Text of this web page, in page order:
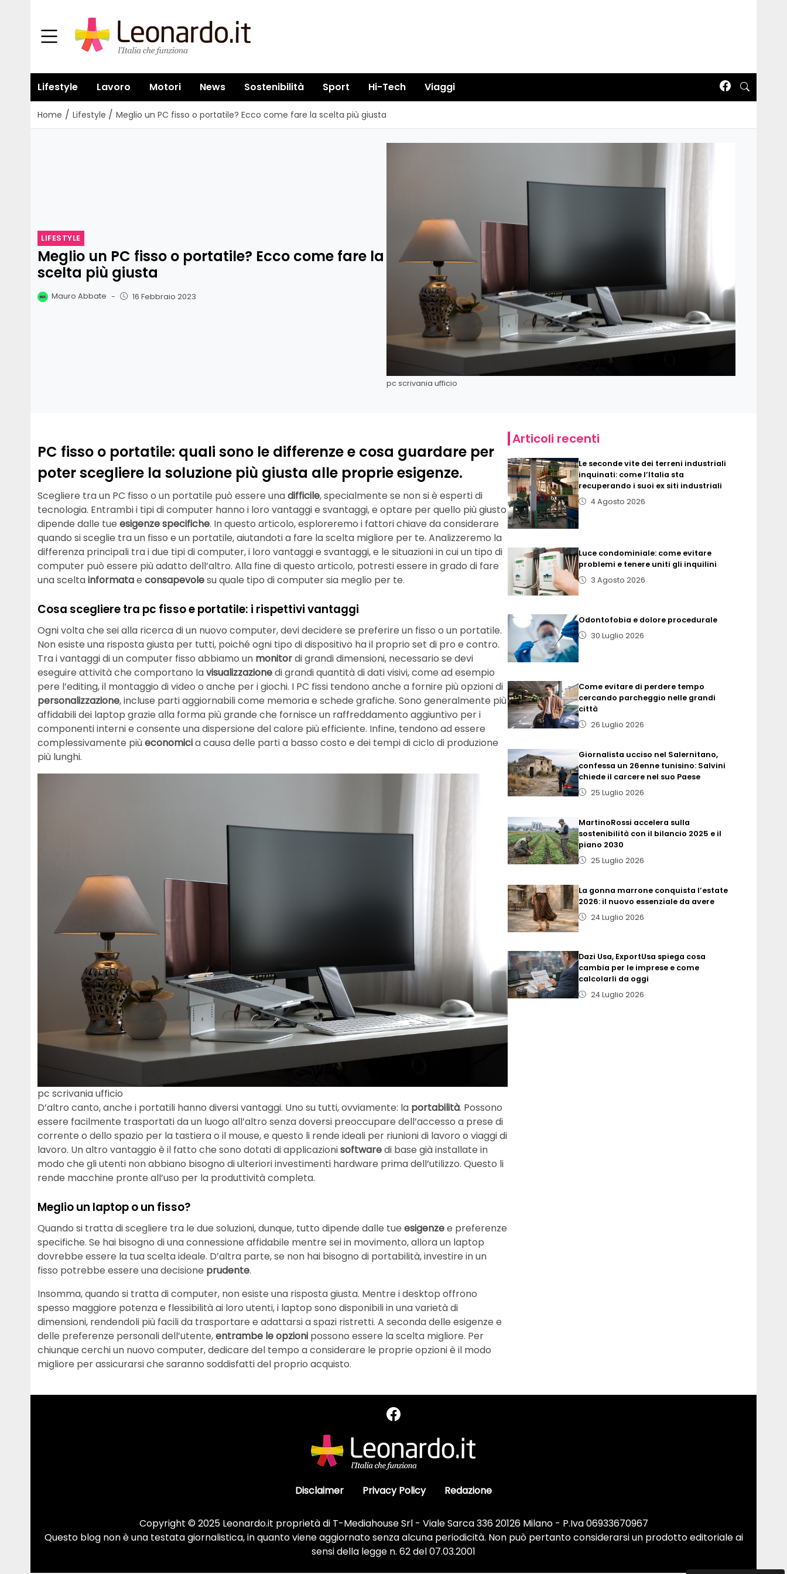
Lifestyle Lavoro Motori News Sostenibilità Sport Hi-Tech Viaggi
Home / Lifestyle / Meglio un PC fisso o portatile? Ecco come fare la scelta più giusta
LIFESTYLE
Meglio un PC fisso o portatile? Ecco come fare la
scelta più giusta
Mauro Abbate - 16 Febbraio 2023
pc scrivania ufficio
PC fisso o portatile: quali sono le differenze e cosa guardare per
poter scegliere la soluzione più giusta alle proprie esigenze.
Scegliere tra un PC fisso o un portatile può essere unadifficile, specialmente se non si è esperti di
tecnologia. Entrambi i tipi di computer hanno i loro vantaggi e svantaggi, e optare per quello più giusto
dipende dalle tue esigenze specifiche. In questo articolo, esploreremo i fattori chiave da considerare
quando si sceglie tra un fisso e un portatile, aiutandoti a fare la scelta migliore per te. Analizzeremo la
differenza principali tra i due tipi di computer, i loro vantaggi e svantaggi, e le situazioni in cui un tipo di
computer può essere più adatto dell’altro. Alla fine di questo articolo, potresti essere in grado di fare
una sceltainformatae consapevolesu quale tipo di computer sia meglio per te.
Cosa scegliere tra pc fisso e portatile: i rispettivi vantaggi
Ogni volta che sei alla ricerca di un nuovo computer, devi decidere se preferire un fisso o un portatile.
Non esiste una risposta giusta per tutti, poiché ogni tipo di dispositivo ha il proprio set di pro e contro.
Tra i vantaggi di un computer fisso abbiamo un monitordi grandi dimensioni, necessario se devi
eseguire attività che comportano lavisualizzazionedi grandi quantità di dati visivi, come ad esempio
pere l’editing, il montaggio di video o anche per i giochi. I PC fissi tendono anche a fornire più opzioni di
personalizzazione, incluse parti aggiornabili come memoria e schede grafiche. Sono generalmente più
affidabili dei laptop grazie alla forma più grande che fornisce un raffreddamento aggiuntivo per i
componenti interni e consente una dispersione del calore più efficiente. Infine, tendono ad essere
complessivamente piùeconomicia causa delle parti a basso costo e dei tempi di ciclo di produzione
più lunghi.
pc scrivania ufficio
D’altro canto, anche i portatili hanno diversi vantaggi. Uno su tutti, ovviamente: la portabilità. Possono
essere facilmente trasportati da un luogo all’altro senza doversi preoccupare dell’accesso a prese di
corrente o dello spazio per la tastiera o il mouse, e questo li rende ideali per riunioni di lavoro o viaggi di
lavoro. Un altro vantaggio è il fatto che sono dotati di applicazionisoftwaredi base già installate in
modo che gli utenti non abbiano bisogno di ulteriori investimenti hardware prima dell’utilizzo. Questo li
rende macchine pronte all’uso per la produttività completa.
Meglio un laptop o un fisso?
Quando si tratta di scegliere tra le due soluzioni, dunque, tutto dipende dalle tue esigenzee preferenze
specifiche. Se hai bisogno di una connessione affidabile mentre sei in movimento, allora un laptop
dovrebbe essere la tua scelta ideale. D’altra parte, se non hai bisogno di portabilità, investire in un
fisso potrebbe essere una decisione prudente.
Insomma, quando si tratta di computer, non esiste una risposta giusta. Mentre i desktop offrono
spesso maggiore potenza e flessibilità ai loro utenti, i laptop sono disponibili in una varietà di
dimensioni, rendendoli più facili da trasportare e adattarsi a spazi ristretti. A seconda delle esigenze e
delle preferenze personali dell’utente,entrambe le opzioni possono essere la scelta migliore. Per
chiunque cerchi un nuovo computer, dedicare del tempo a considerare le proprie opzioni è il modo
migliore per assicurarsi che saranno soddisfatti del proprio acquisto.
Articoli recenti
Le seconde vite dei terreni industriali
inquinati: come l’Italia sta
recuperando i suoi ex siti industriali
4 Agosto 2026
Luce condominiale: come evitare
problemi e tenere uniti gli inquilini
3 Agosto 2026
Odontofobia e dolore procedurale
30 Luglio 2026
Come evitare di perdere tempo
cercando parcheggio nelle grandi
città
26 Luglio 2026
Giornalista ucciso nel Salernitano,
confessa un 26enne tunisino: Salvini
chiede il carcere nel suo Paese
25 Luglio 2026
MartinoRossi accelera sulla
sostenibilità con il bilancio 2025 e il
piano 2030
25 Luglio 2026
La gonna marrone conquista l’estate
2026: il nuovo essenziale da avere
24 Luglio 2026
Dazi Usa, ExportUsa spiega cosa
cambia per le imprese e come
calcolarli da oggi
24 Luglio 2026
Disclaimer Privacy Policy Redazione
Copyright © 2025 Leonardo.it proprietà di T-Mediahouse Srl - Viale Sarca 336 20126 Milano - P.Iva 06933670967
Questo blog non è una testata giornalistica, in quanto viene aggiornato senza alcuna periodicità. Non può pertanto considerarsi un prodotto editoriale ai
sensi della legge n. 62 del 07.03.2001